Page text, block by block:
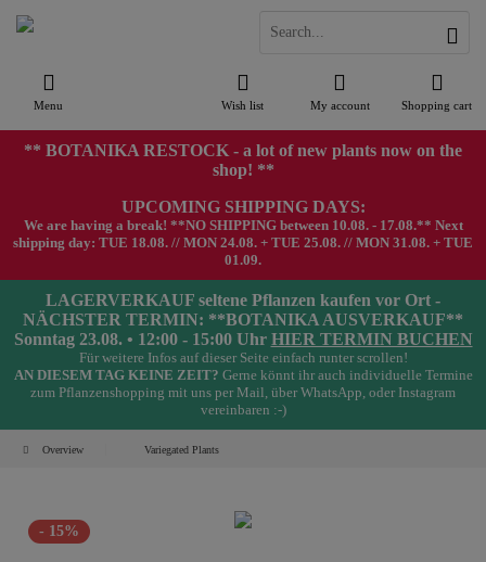
Menu Shopping cart
Wish list My account
** BOTANIKA RESTOCK - a lot of new plants now on the
shop! **
UPCOMING SHIPPING DAYS:
We are having a break! **NO SHIPPING between 10.08. - 17.08.** Next
shipping day: TUE 18.08. // MON 24.08. + TUE 25.08. // MON 31.08. + TUE
01.09.
LAGERVERKAUF seltene Pflanzen kaufen vor Ort -
NÄCHSTER TERMIN: **BOTANIKA AUSVERKAUF**
Sonntag 23.08. • 12:00 - 15:00 Uhr HIER TERMIN BUCHEN
Für weitere Infos auf dieser Seite einfach runter scrollen!
AN DIESEM TAG KEINE ZEIT? Gerne könnt ihr auch individuelle Termine
zum Pflanzenshopping mit uns per Mail, über WhatsApp, oder Instagram
vereinbaren :-)
Overview Variegated Plants
- 15%